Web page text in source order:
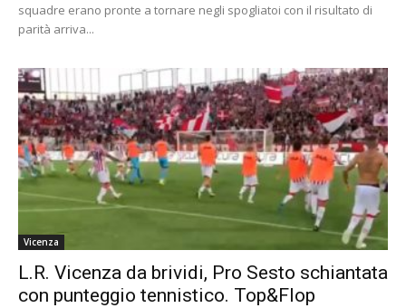
squadre erano pronte a tornare negli spogliatoi con il risultato di
parità arriva...
Vicenza
L.R. Vicenza da brividi, Pro Sesto schiantata
con punteggio tennistico. Top&Flop